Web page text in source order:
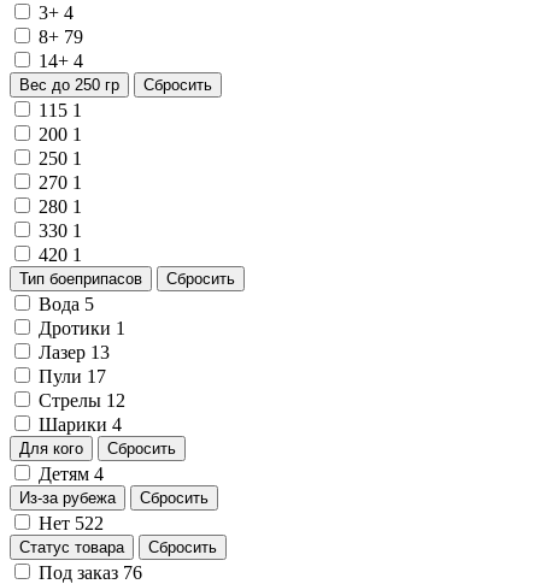
3+ 4
8+ 79
14+ 4
Вес до 250 гр Сбросить
115 1
200 1
250 1
270 1
280 1
330 1
420 1
Тип боеприпасов Сбросить
Вода 5
Дротики 1
Лазер 13
Пули 17
Стрелы 12
Шарики 4
Для кого Сбросить
Детям 4
Из-за рубежа Сбросить
Нет 522
Статус товара Сбросить
Под заказ 76